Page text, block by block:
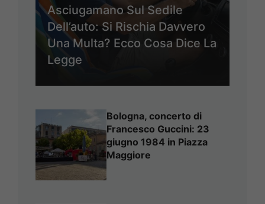
Asciugamano Sul Sedile
Dell’auto: Si Rischia Davvero
Una Multa? Ecco Cosa Dice La
Legge
Bologna, concerto di
Francesco Guccini: 23
giugno 1984 in Piazza
Maggiore